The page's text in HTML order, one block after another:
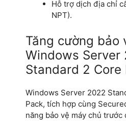
Hỗ trợ dịch địa chỉ
NPT).
Tăng cường bảo
Windows Server
Standard 2 Core
Windows Server 2022
Pack, tích hợp cùng
năng bảo vệ máy chủ trước